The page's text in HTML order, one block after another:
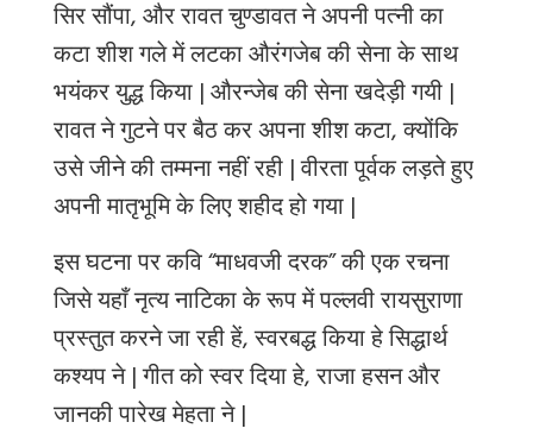
सिर सौंपा,और रावत चुण्डावत ने अपनी पत्नी का
कटा शीश गले में लटका औरंगजेब की सेना के साथ
भयंकर युद्ध किया|औरन्जेब की सेना खदेड़ी गयी |
रावत ने गुटने पर बैठ कर अपना शीश कटा, क्योंकि
उसे जीने की तम्मना नहीं रही | वीरता पूर्वक लड़ते हुए
अपनी मातृभूमि के लिए शहीद हो गया|
इस घटना पर कवि “माधवजी दरक” की एक रचना
जिसे यहाँ नृत्य नाटिका के रूप में पल्लवी रायसुराणा
प्रस्तुत करने जा रही हें, स्वरबद्ध किया हे सिद्धार्थ
कश्यप ने | गीत को स्वर दिया हे, राजा हसन और
जानकी पारेख मेहता ने |